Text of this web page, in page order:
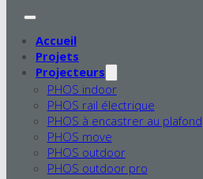
Accueil
Projets
Projecteurs
PHOS indoor
PHOS rail électrique
PHOS à encastrer au plafond
PHOS move
PHOS outdoor
PHOS outdoor pro